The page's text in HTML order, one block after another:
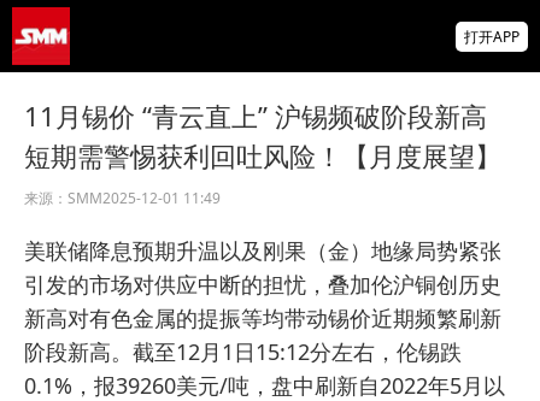
寻锌行业破局发展新机遇
美国拟投30亿美元扶持关键矿产
打开APP
11月锡价 “青云直上” 沪锡频破阶段新高
短期需警惕获利回吐风险！【月度展望】
来源： SMM2025-12-01 11:49
美联储降息预期升温以及刚果（金）地缘局势紧张
引发的市场对供应中断的担忧，叠加伦沪铜创历史
新高对有色金属的提振等均带动锡价近期频繁刷新
阶段新高。截至12月1日15:12分左右，伦锡跌
0.1%，报39260美元/吨，盘中刷新自2022年5月以